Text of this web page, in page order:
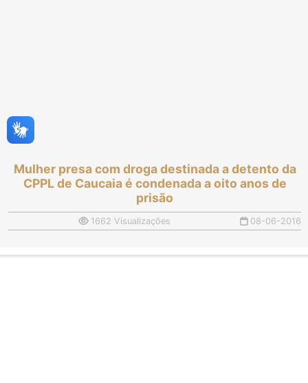
Mulher presa com droga destinada a detento da
CPPL de Caucaia é condenada a oito anos de
prisão
1662 Visualizações 08-06-2016